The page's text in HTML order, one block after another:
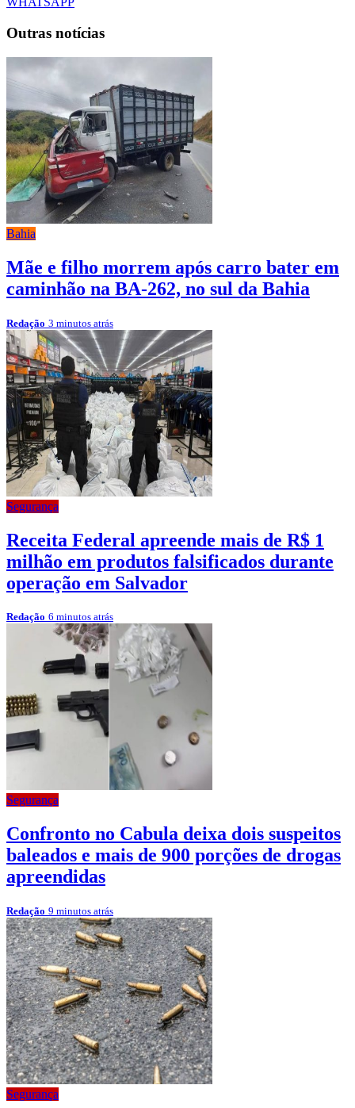
Outras notícias
Bahia
Mãe e filho morrem após carro bater em
caminhão na BA-262, no sul da Bahia
Redação 3 minutos atrás
Segurança
Receita Federal apreende mais de R$ 1
milhão em produtos falsificados durante
operação em Salvador
Redação 6 minutos atrás
Segurança
Confronto no Cabula deixa dois suspeitos
baleados e mais de 900 porções de drogas
apreendidas
Redação 9 minutos atrás
Segurança